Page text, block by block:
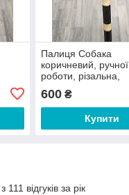
Палиця Собака
коричневий, ручної
роботи, різальна,
600₴
Купити
відгуків за рік